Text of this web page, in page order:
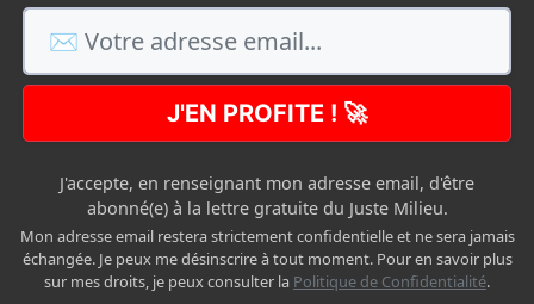
J'EN PROFITE ! 🚀
J'accepte, en renseignant mon adresse email, d'être
abonné(e) à la lettre gratuite du Juste Milieu.
Mon adresse email restera strictement confidentielle et ne sera jamais
échangée. Je peux me désinscrire à tout moment. Pour en savoir plus
sur mes droits, je peux consulter la Politique de Confidentialité.